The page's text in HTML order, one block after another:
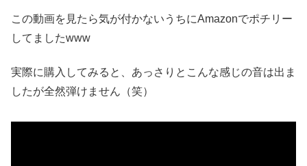
この動画を見たら気が付かないうちにAmazonでポチリー
してましたwww
実際に購入してみると、あっさりとこんな感じの音は出ま
したが全然弾けません（笑）